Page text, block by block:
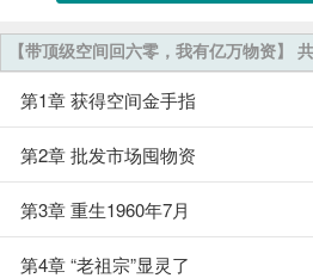
【带顶级空间回六零，我有亿万物资】
第1章 获得空间金手指
第2章 批发市场囤物资
第3章 重生1960年7月
第4章 “老祖宗”显灵了